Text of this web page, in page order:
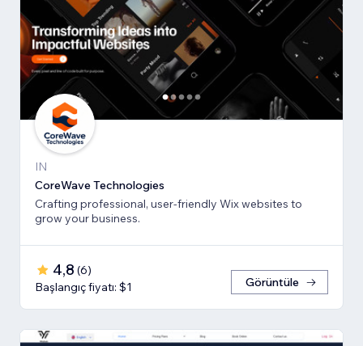
IN
CoreWave Technologies
Crafting professional, user-friendly Wix websites to
grow your business.
4,8 (6)
Başlangıç fiyatı: $1
Görüntüle